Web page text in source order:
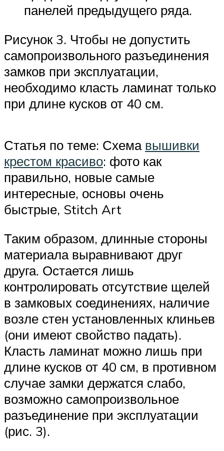
панелей предыдущего ряда.
Рисунок 3. Чтобы не допустить
самопроизвольного разъединения
замков при эксплуатации,
необходимо класть ламинат только
при длине кусков от 40 см.
Статья по теме: Схема вышивки
крестом красиво: фото как
правильно, новые самые
интересные, основы очень
быстрые, Stitch Art
Таким образом, длинные стороны
материала выравнивают друг
друга. Остается лишь
контролировать отсутствие щелей
в замковых соединениях, наличие
возле стен установленных клиньев
(они имеют свойство падать).
Класть ламинат можно лишь при
длине кусков от 40 см, в противном
случае замки держатся слабо,
возможно самопроизвольное
разъединение при эксплуатации
(рис. 3).